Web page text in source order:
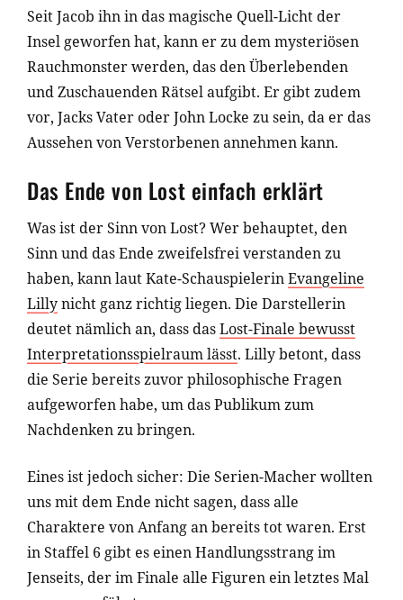
Seit Jacob ihn in das magische Quell-Licht der
Insel geworfen hat, kann er zu dem mysteriösen
Rauchmonster werden, das den Überlebenden
und Zuschauenden Rätsel aufgibt. Er gibt zudem
vor, Jacks Vater oder John Locke zu sein, da er das
Aussehen von Verstorbenen annehmen kann.
Das Ende von Lost einfach erklärt
Was ist der Sinn von Lost? Wer behauptet, den
Sinn und das Ende zweifelsfrei verstanden zu
haben, kann laut Kate-SchauspielerinEvangeline
Lillynicht ganz richtig liegen. Die Darstellerin
deutet nämlich an, dass dasLost-Finale bewusst
Interpretationsspielraum lässt. Lilly betont, dass
die Serie bereits zuvor philosophische Fragen
aufgeworfen habe, um das Publikum zum
Nachdenken zu bringen.
Eines ist jedoch sicher: Die Serien-Macher wollten
uns mit dem Ende nicht sagen, dass alle
Charaktere von Anfang an bereits tot waren. Erst
in Staffel 6 gibt es einen Handlungsstrang im
Jenseits, der im Finale alle Figuren ein letztes Mal